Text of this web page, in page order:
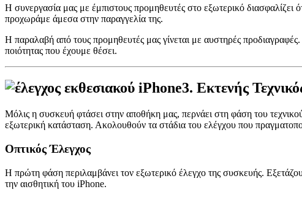
Η συνεργασία μας με έμπιστους προμηθευτές στο εξωτερικό
προχωράμε άμεσα στην παραγγελία της.
Η παραλαβή από τους προμηθευτές μας γίνεται με αυστηρές
ποιότητας που έχουμε θέσει.
3. Εκτενής
Μόλις η συσκευή φτάσει στην αποθήκη μας, περνάει στη φάση του
εξωτερική κατάσταση. Ακολουθούν τα στάδια του ελέγχου που
Οπτικός Έλεγχος
Η πρώτη φάση περιλαμβάνει τον εξωτερικό έλεγχο της συσκευής.
την αισθητική του iPhone.